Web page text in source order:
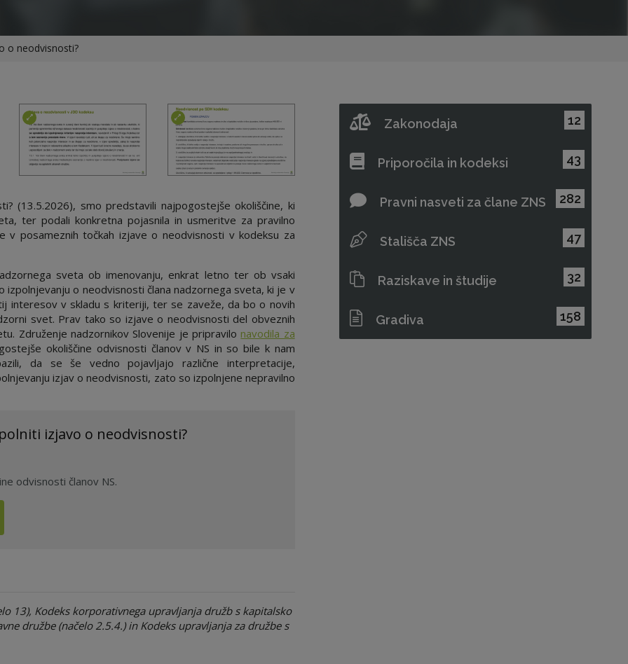
o neodvisnosti?
(13.5.2026), smo predstavili najpogostejše okoliščine, ki
ter podali konkretna pojasnila in usmeritve za pravilno
posameznih točkah izjave o neodvisnosti v kodeksu za
sveta ob imenovanju, enkrat letno ter ob vsaki
o neodvisnosti člana nadzornega sveta, ki je v
interesov v skladu s kriteriji, ter se zaveže, da bo o novih
svet. Prav tako so izjave o neodvisnosti del obveznih
Združenje nadzornikov Slovenije je pripravilo navodila za
okoliščine odvisnosti članov v NS in so bile k nam
da se še vedno pojavljajo različne interpretacije,
izjav o neodvisnosti, zato so izpolnjene nepravilno
izjavo o neodvisnosti?
odvisnosti članov NS.
13), Kodeks korporativnega upravljanja družb s kapitalsko
družbe (načelo 2.5.4.) in Kodeks upravljanja za družbe s
Zakonodaja 12
Priporočila in kodeksi 43
Pravni nasveti za člane ZNS 282
Stališča ZNS 47
Raziskave in študije 32
Gradiva 158